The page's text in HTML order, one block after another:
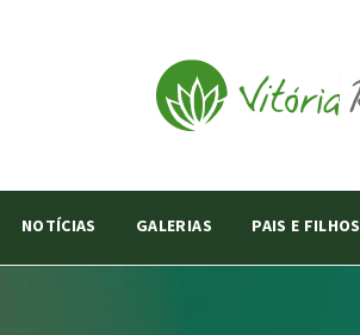
NOTÍCIAS GALERIAS PAIS E FILHOS